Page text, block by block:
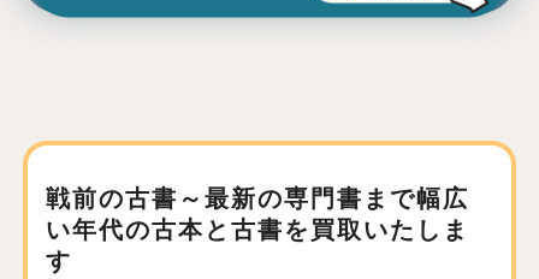
戦前の古書～最新の専門書まで幅広
い年代の古本と古書を買取いたしま
す